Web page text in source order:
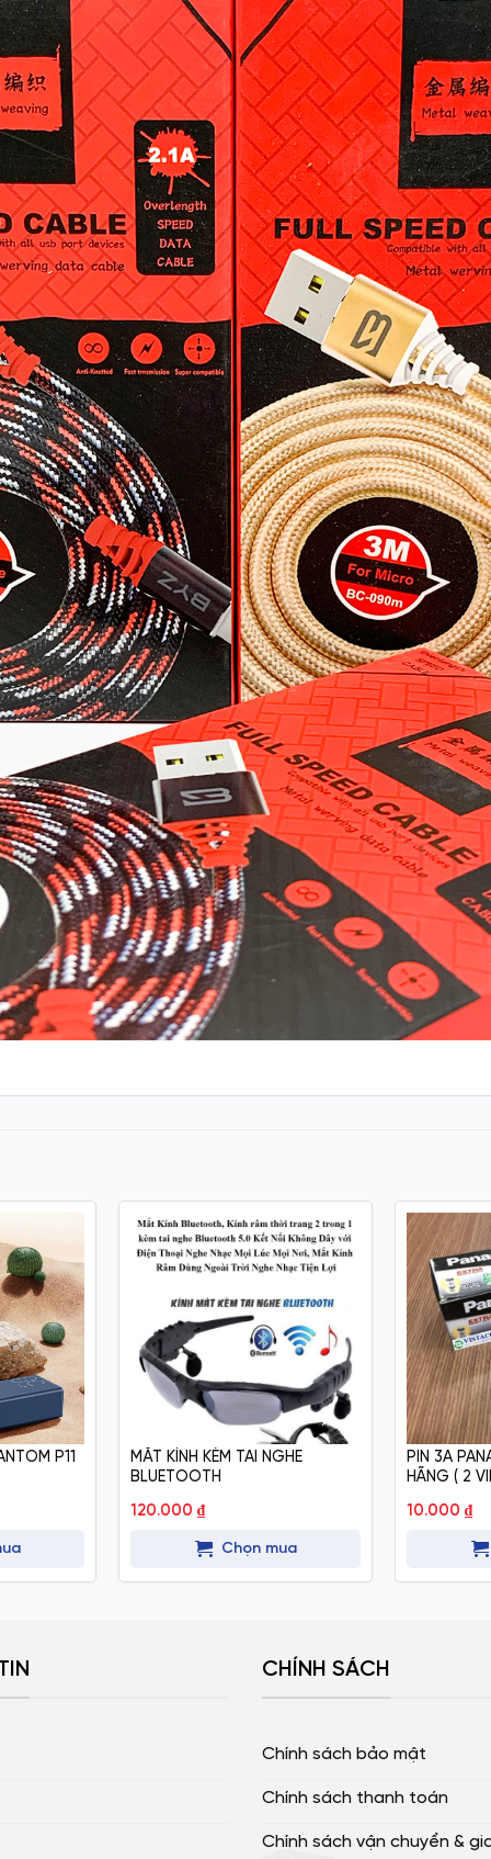
P11
MẮT KÍNH KÈM TAI NGHE
BLUETOOTH
120.000 ₫
Chọn mua
PIN 3A
HÃNG ( 2
10.000 ₫
CHÍNH SÁCH
Chính sách bảo mật
Chính sách thanh toán
Chính sách vận chuyển &